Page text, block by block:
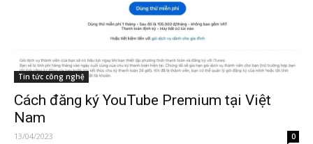
Tin tức công nghệ
Cách đăng ký YouTube Premium tại Việt
Nam
13/04/2023 0